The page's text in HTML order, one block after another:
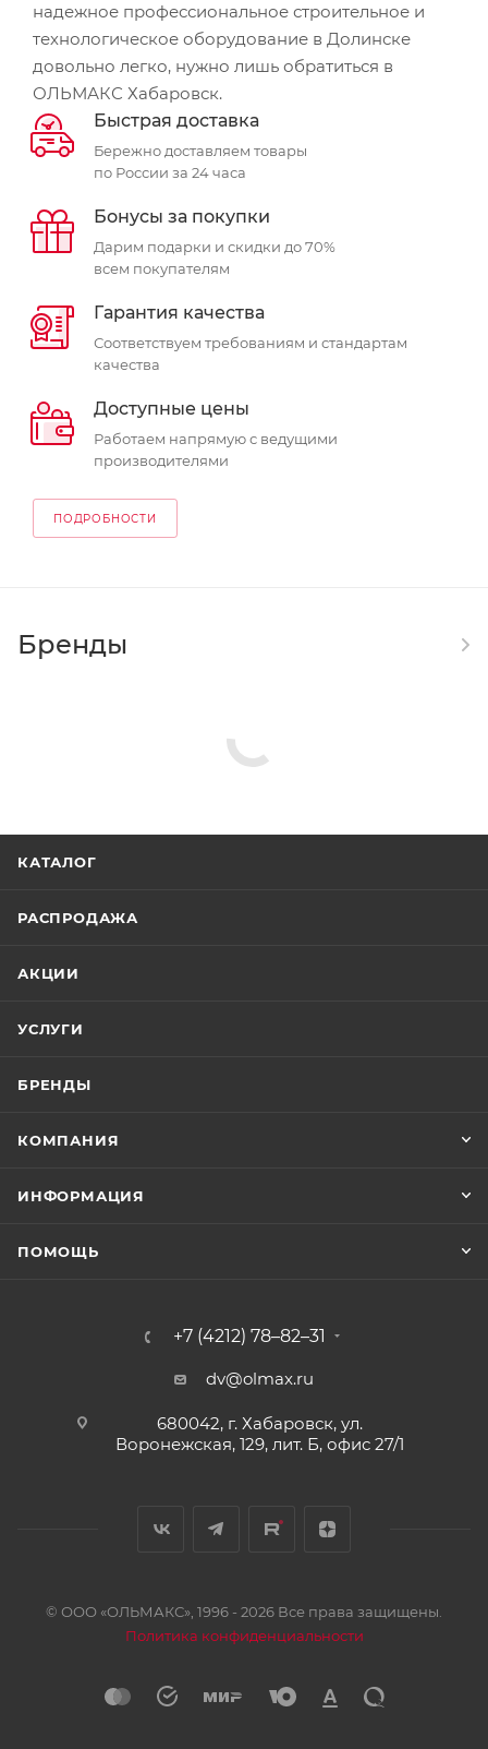
надежное профессиональное строительное и
технологическое оборудование в Долинске
довольно легко, нужно лишь обратиться в
ОЛЬМАКС Хабаровск.
Быстрая доставка
Бережно доставляем товары
по России за 24 часа
Бонусы за покупки
Дарим подарки и скидки до 70%
всем покупателям
Гарантия качества
Соответствуем требованиям и стандартам
качества
Доступные цены
Работаем напрямую с ведущими
производителями
ПОДРОБНОСТИ
Бренды
КАТАЛОГ
РАСПРОДАЖА
АКЦИИ
УСЛУГИ
БРЕНДЫ
КОМПАНИЯ
ИНФОРМАЦИЯ
ПОМОЩЬ
+7 (4212) 78–82–31
dv@olmax.ru
680042, г. Хабаровск, ул.
Воронежская, 129, лит. Б, офис 27/1
© ООО «ОЛЬМАКС», 1996 - 2026 Все права защищены.
Политика конфиденциальности